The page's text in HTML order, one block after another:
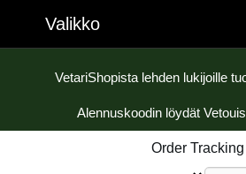
content
ValikkoValikko
VetariShopista lehden lukijoille
Alennuskoodin löydät
Order Tracking